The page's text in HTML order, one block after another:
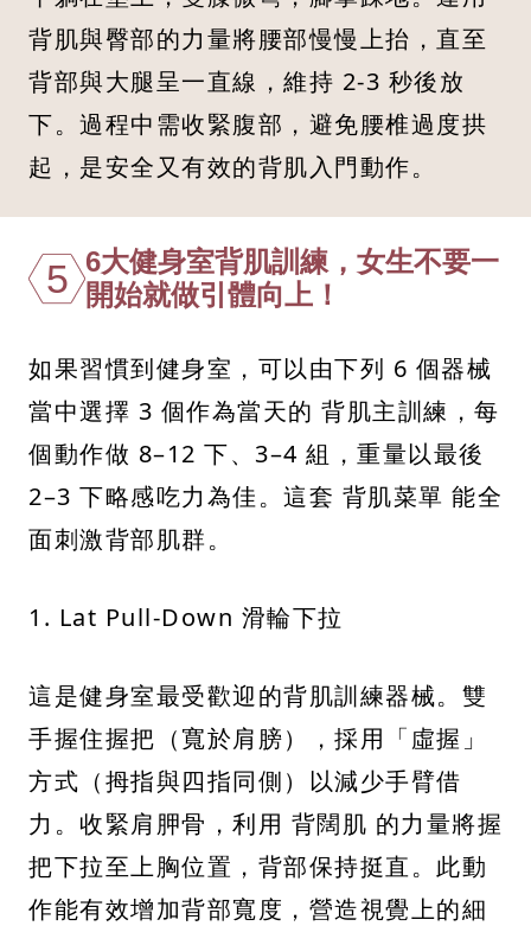
背肌與臀部的力量將腰部慢慢上抬，直至
背部與大腿呈一直線，維持 2-3 秒後放
下。過程中需收緊腹部，避免腰椎過度拱
起，是安全又有效的背肌入門動作。
5 6大健身室背肌訓練，女生不要一
開始就做引體向上！
如果習慣到健身室，可以由下列 6 個器械
當中選擇 3 個作為當天的 背肌主訓練，每
個動作做 8–12 下、3–4 組，重量以最後
2–3 下略感吃力為佳。這套 背肌菜單 能全
面刺激背部肌群。
1. Lat Pull-Down 滑輪下拉
這是健身室最受歡迎的背肌訓練器械。雙
手握住握把（寬於肩膀），採用「虛握」
方式（拇指與四指同側）以減少手臂借
力。收緊肩胛骨，利用 背闊肌 的力量將握
把下拉至上胸位置，背部保持挺直。此動
作能有效增加背部寬度，營造視覺上的細